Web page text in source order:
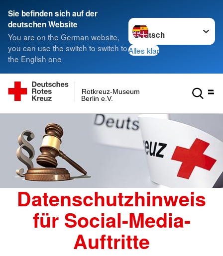
Sie befinden sich auf der
deutschen Website
You are on the German website,
you can use the switch to switch to
the English one
Sprache wechseln zu
Alles klar
Berlin e.V.
Rotkreuz-Museum
Datenschutzhinweis
für Social-Media-
Auftritte